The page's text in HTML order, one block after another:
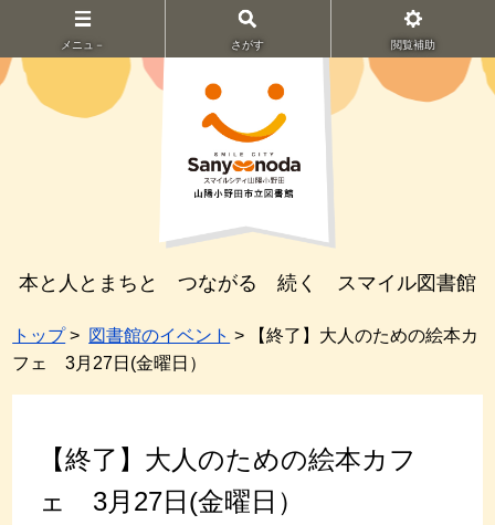
メニュ－ さがす 閲覧補助
本と人とまちと つながる 続く スマイル図書館
トップ> 図書館のイベント > 【終了】大人のための絵本カ
フェ 3月27日(金曜日）
【終了】大人のための絵本カフ
ェ 3月27日(金曜日）